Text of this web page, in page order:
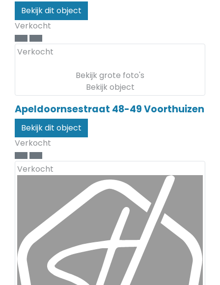
Bekijk dit object
Verkocht
Verkocht
Bekijk grote foto's
Bekijk object
Apeldoornsestraat 48-49Voorthuizen
Bekijk dit object
Verkocht
Verkocht